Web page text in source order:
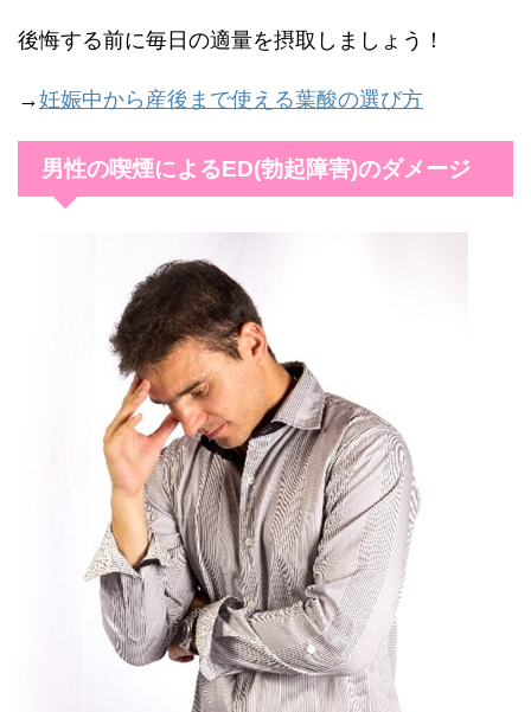
後悔する前に毎日の適量を摂取しましょう！
→妊娠中から産後まで使える葉酸の選び方
男性の喫煙によるED(勃起障害)のダメージ